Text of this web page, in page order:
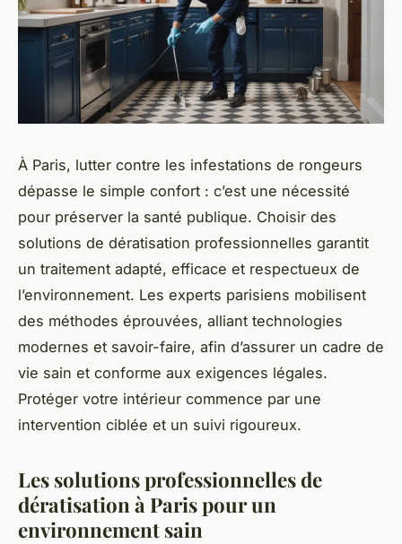
À Paris, lutter contre les infestations de rongeurs
dépasse le simple confort : c’est une nécessité
pour préserver la santé publique. Choisir des
solutions de dératisation professionnelles garantit
un traitement adapté, efficace et respectueux de
l’environnement. Les experts parisiens mobilisent
des méthodes éprouvées, alliant technologies
modernes et savoir-faire, afin d’assurer un cadre de
vie sain et conforme aux exigences légales.
Protéger votre intérieur commence par une
intervention ciblée et un suivi rigoureux.
Les solutions professionnelles de
dératisation à Paris pour un
environnement sain